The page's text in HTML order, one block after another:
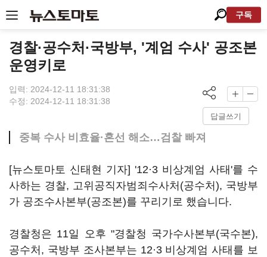
구독
경찰·공수처·국방부, '계엄 수사' 공조본
운영키로
입력: 2024-12-11 18:31:38
수정: 2024-12-11 18:31:38
답글쓰기
중복 수사 비효율·혼선 해소…검찰 빠져
[뉴스토마토 신태현 기자] '12·3 비상계엄 사태'를 수
사하는 경찰, 고위공직자범죄수사처(공수처), 국방부
가 공조수사본부(공조본)를 꾸리기로 했습니다.
경찰청은 11일 오후 "경찰청 국가수사본부(국수본),
공수처, 국방부 조사본부는 12·3 비상계엄 사태를 보